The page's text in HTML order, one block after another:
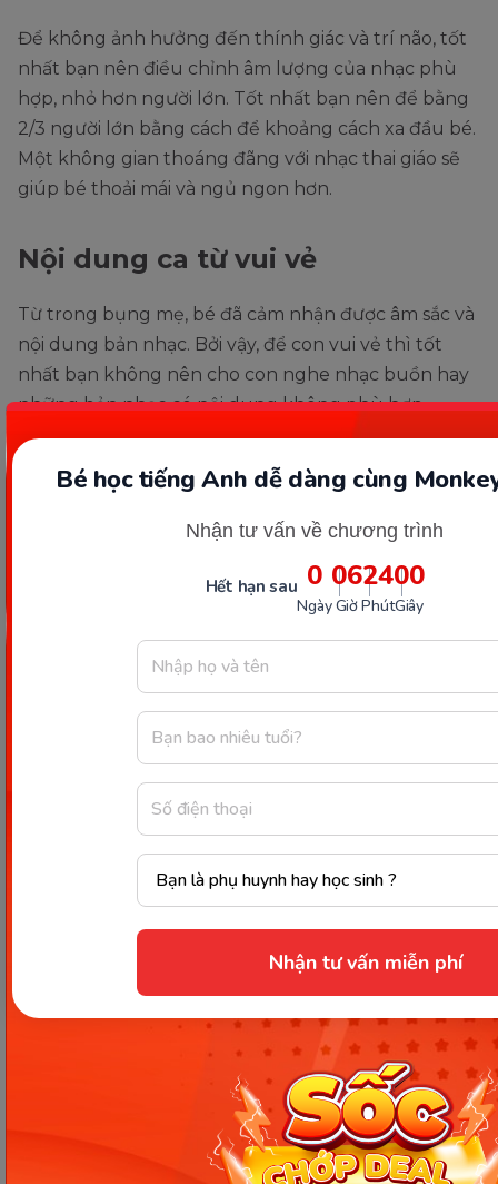
Bé học tiếng Anh dễ dàng cùng
Nhận tư vấn về chương trình
Hết hạn sau 0
Ngày
06
Giờ
23
Phút
59
Giây
Nhận tư vấn miễn phí
Để không ảnh hưởng đến thính giác và trí não, tốt
nhất bạn nên điều chỉnh âm lượng của nhạc phù
hợp, nhỏ hơn người lớn. Tốt nhất bạn nên để bằng
2/3 người lớn bằng cách để khoảng cách xa đầu bé.
Một không gian thoáng đãng với nhạc thai giáo sẽ
giúp bé thoải mái và ngủ ngon hơn.
Nội dung ca từ vui vẻ
Từ trong bụng mẹ, bé đã cảm nhận được âm sắc và
nội dung bản nhạc. Bởi vậy, để con vui vẻ thì tốt
nhất bạn không nên cho con nghe nhạc buồn hay
những bản nhạc có nội dung không phù hợp.
Thiết bị phát nhạc phù hợp và
Để đảm bảo an toàn cho trẻ sơ sinh thì tốt nhất bạn
nên bật loa bluetooth để bé nghe nhạc từ xa.
Tuyệt đối không nên để thiết bị phát nhạc gần đầu
bé, có thể ảnh hưởng không tốt đến trí não của
Mẹ cần lưu ý gì khi cho trẻ sơ sinh nghe nhạc thai giáo cho
trẻ sơ sinh? (Ảnh: Sưu tầm Internet)
Ngoài những bài nhạc thai giáo cho trẻ sơ sinh, mẹ
có thể kết hợp cách thai giáo cho con bằng cách kể